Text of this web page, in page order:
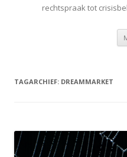
rechtspraak tot
TAGARCHIEF: DREAMMARKET